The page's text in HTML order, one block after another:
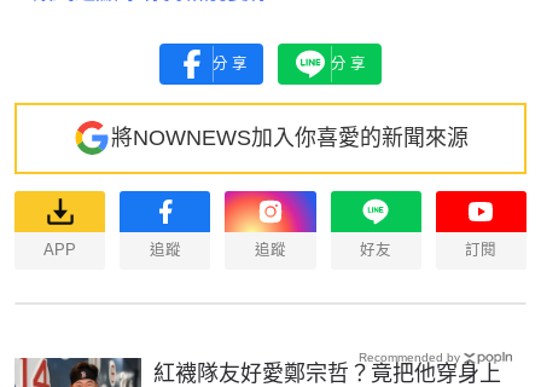
分享 分享
將NOWNEWS加入你喜愛的新聞來源
APP 追蹤 追蹤 好友 訂閱
紅襪隊友好愛鄭宗哲？竟把他穿身上
Recommended by